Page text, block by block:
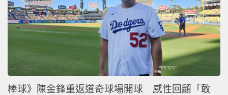
棒球》陳金鋒重返道奇球場開球 感性回顧「敢